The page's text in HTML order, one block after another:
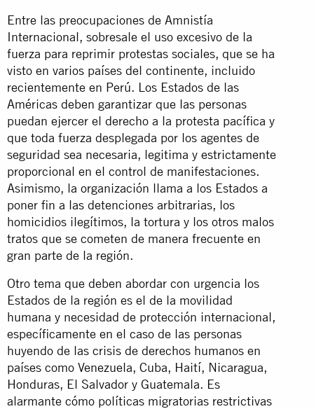
Entre las preocupaciones de Amnistía
Internacional, sobresale el uso excesivo de la
fuerza para reprimir protestas sociales, que se ha
visto en varios países del continente, incluido
recientemente en Perú. Los Estados de las
Américas deben garantizar que las personas
puedan ejercer el derecho a la protesta pacífica y
que toda fuerza desplegada por los agentes de
seguridad sea necesaria, legitima y estrictamente
proporcional en el control de manifestaciones.
Asimismo, la organización llama a los Estados a
poner fin a las detenciones arbitrarias, los
homicidios ilegítimos, la tortura y los otros malos
tratos que se cometen de manera frecuente en
gran parte de la región.
Otro tema que deben abordar con urgencia los
Estados de la región es el de la movilidad
humana y necesidad de protección internacional,
específicamente en el caso de las personas
huyendo de las crisis de derechos humanos en
países como Venezuela, Cuba, Haití, Nicaragua,
Honduras, El Salvador y Guatemala. Es
alarmante cómo políticas migratorias restrictivas